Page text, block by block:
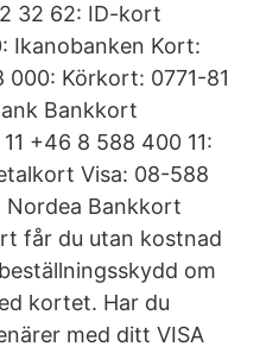
32 62: ID-kort
Ikanobanken Kort:
Körkort: 0771-81
Bankkort
+46 8 588 400 11:
Visa: 08-588
Nordea Bankkort
får du utan kostnad
om
kortet. Har du
med ditt VISA